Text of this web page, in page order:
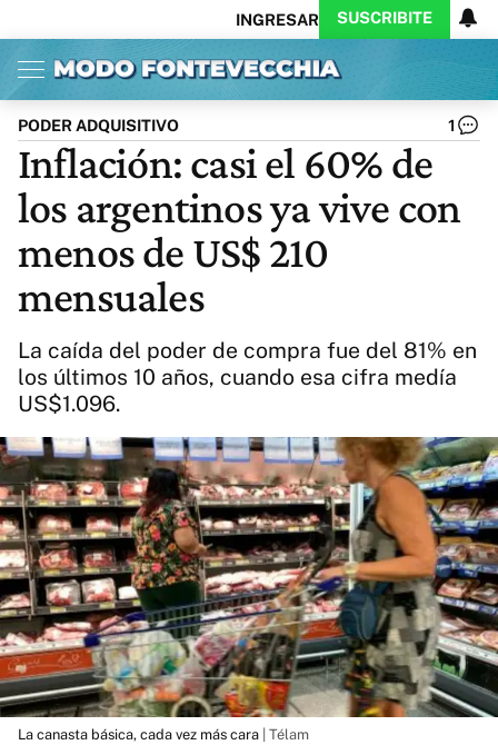
INGRESAR SUSCRIBITE
Inicio Ahora
Opinión
Política
Ciencia
Protagonistas
Cultura
Arte
Educación
Internacional
Clima
Deportes
CARAS
Exitoina
Turismo
Videos
Córdoba
Business
Noticias
Diario del Juicio
Actualidad
PODER ADQUISITIVO 1
Inflación: casi el 60% de
los argentinos ya vive con
menos de US$ 210
mensuales
La caída del poder de compra fue del 81% en
los últimos 10 años, cuando esa cifra medía
US$1.096.
La canasta básica, cada vez más cara | Télam